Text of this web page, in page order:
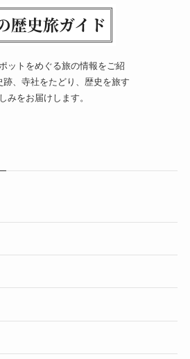
ットをめぐる旅の情報をご紹
跡、寺社をたどり、歴史を旅す
みをお届けします。